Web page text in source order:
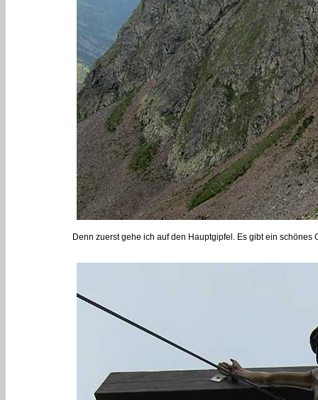
Denn zuerst gehe ich auf den Hauptgipfel. Es gibt ein